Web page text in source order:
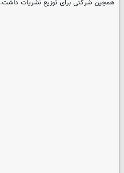
همچین شرکتی برای توزیع نشریات داشت.